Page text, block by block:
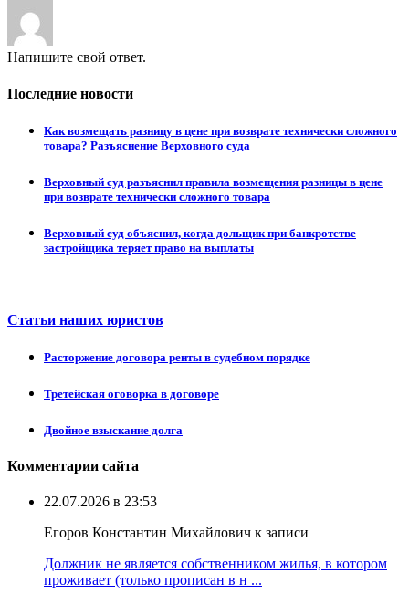
Напишите свой ответ.
Последние новости
Как возмещать разницу в цене при возврате технически сложного
товара? Разъяснение Верховного суда
Верховный суд разъяснил правила возмещения разницы в цене
при возврате технически сложного товара
Верховный суд объяснил, когда дольщик при банкротстве
застройщика теряет право на выплаты
Статьи наших юристов
Расторжение договора ренты в судебном порядке
Третейская оговорка в договоре
Двойное взыскание долга
Комментарии сайта
22.07.2026 в 23:53
Егоров Константин Михайлович к записи
Должник не является собственником жилья, в котором
проживает (только прописан в н ...